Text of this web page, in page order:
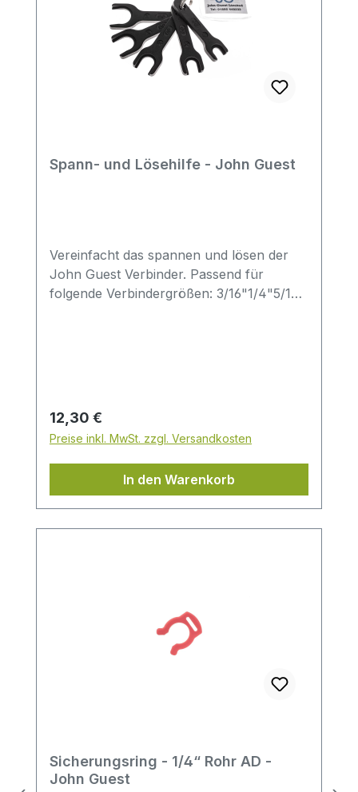
Spann- und Lösehilfe - John Guest
Vereinfacht das spannen und lösen der
John Guest Verbinder. Passend für
folgende Verbindergrößen: 3/16"1/4"5/16"
Regulärer Preis:
12,30 €
Preise inkl. MwSt. zzgl. Versandkosten
In den Warenkorb
Sicherungsring - 1/4“ Rohr AD -
John Guest